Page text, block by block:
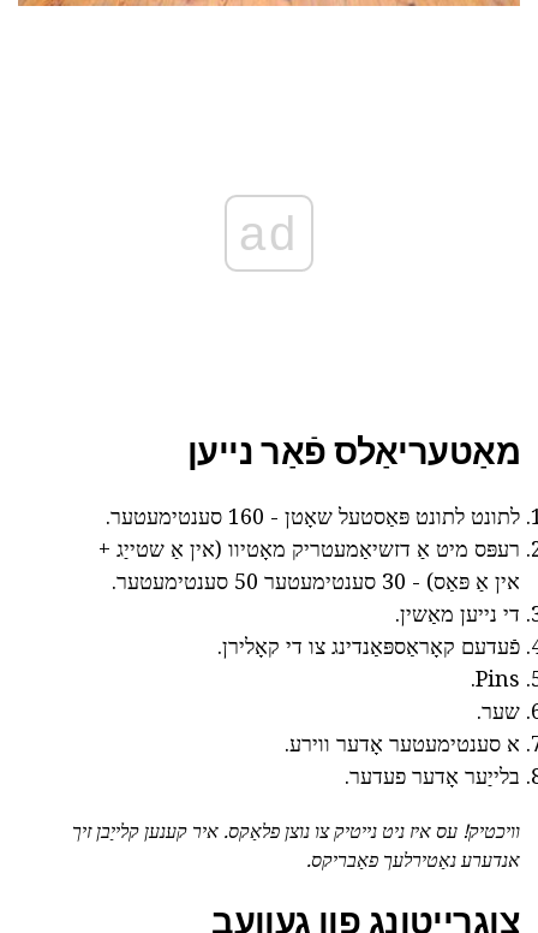
ad
מאַטעריאַלס פֿאַר נייען
לתונט לתונט פּאַסטעל שאָטן - 160 סענטימעטער.
רעפּס מיט אַ דזשיאַמעטריק מאָטיוו (אין אַ שטייַג +
אין אַ פּאַס) - 30 סענטימעטער 50 סענטימעטער.
די נייען מאַשין.
פֿעדעם קאָראַספּאַנדינג צו די קאָלירן.
Pins.
שער.
א סענטימעטער אָדער ווירע.
בלייַער אָדער פעדער.
וויכטיק! עס איז ניט נייטיק צו נוצן פלאַקס. איר קענען קלייַבן זיך
אנדערע נאַטירלעך פאַבריקס.
צוגרייטונג פון געוועב